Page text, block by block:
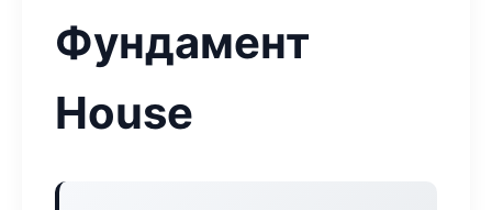
Фундамент
House